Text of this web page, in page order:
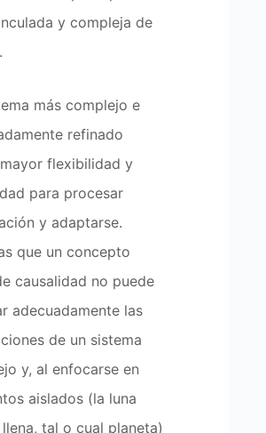
y compleja de
más complejo e
refinado
flexibilidad y
para procesar
y adaptarse.
que un concepto
causalidad no puede
adecuadamente las
de un sistema
y, al enfocarse en
aislados (la luna
llena, tal o cual planeta)